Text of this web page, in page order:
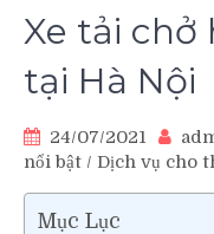
Xe tải
tại Hà Nội
24/07/2021
nổi bật / Dịch vụ cho
Mục Lục